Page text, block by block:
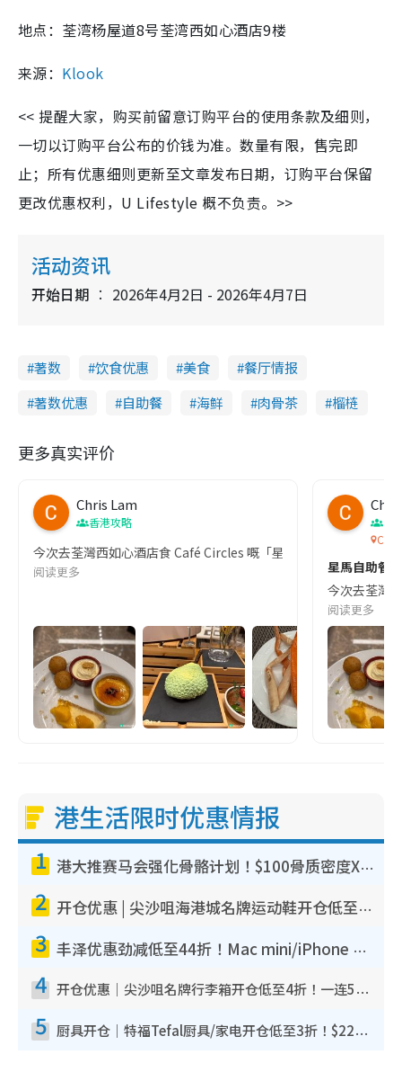
地点： 荃湾杨屋道8号荃湾西如心酒店9楼
来源： Klook
<< 提醒大家，购买前留意订购平台的使用条款及细则，
一切以订购平台公布的价钱为准。数量有限，售完即
止；所有优惠细则更新至文章发布日期，订购平台保留
更改优惠权利，U Lifestyle 概不负责。>>
活动资讯
开始日期 2026年4月2日 - 2026年4月7日
著数 饮食优惠 美食
餐厅情报
著数优惠
自助餐 海鲜 肉骨茶 榴梿
更多真实评价
Chris Lam
香港攻略
今次去荃灣西如心酒店食 Café Circles 嘅「星馬滋味匯饌」自助
阅读更多
Café
星馬自助餐
今次去荃灣
阅读更多
港生活限时优惠情报
1 港大推赛马会强化骨骼计划！$100骨质密度X光检查 完成免费运动训练送超市礼券！附参加资格
2 开仓优惠 | 尖沙咀海港城名牌运动鞋开仓低至1折！On鞋$899起/Joy&Peace鞋履$98起
3 丰泽优惠劲减低至44折！Mac mini/iPhone 17 Pro大减价！厨房家电$220起
4 开仓优惠｜尖沙咀名牌行李箱开仓低至4折！一连5日 American Tourister/ace./Hallmark $200起
5 厨具开仓｜特福Tefal厨具/家电开仓低至3折！$220起买平底锅/炒锅/汤锅！电饭煲/吸尘器/挂烫机$418起